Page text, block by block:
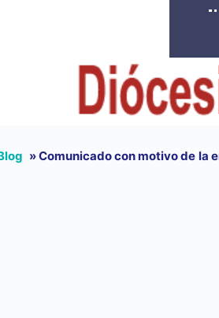
»Comunicado con motivo de la